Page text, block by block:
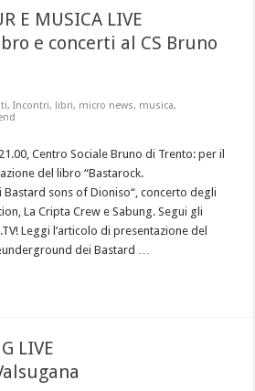
E MUSICA LIVE
e concerti al CS Bruno
,Incontri, libri, micro news, musica,
Centro Sociale Bruno di Trento: per il
del libro “Bastarock.
sons of Dioniso“, concerto degli
La Cripta Crew e Sabung. Segui gli
Leggi l’articolo di presentazione del
dei Bastard …
LIVE